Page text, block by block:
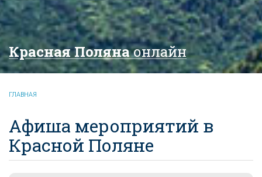
Красная Полянаонлайн
ГЛАВНАЯ
Афиша мероприятий в
Красной Поляне